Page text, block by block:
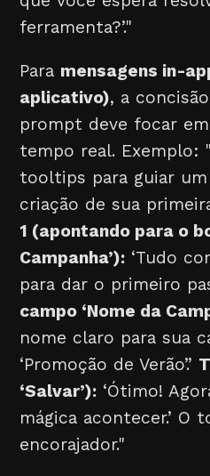
ferramenta?’."
Para mensagens in-
aplicativo), a
prompt deve focar
tempo real. Exemplo:
tooltips para guiar
criação de sua
1 (apontando para o
Campanha’): ‘Tudo
para dar o primeiro
campo ‘Nome da
nome claro para sua
‘Promoção de Verão’.’
‘Salvar’): ‘Ótimo!
mágica acontecer.’ O
encorajador."